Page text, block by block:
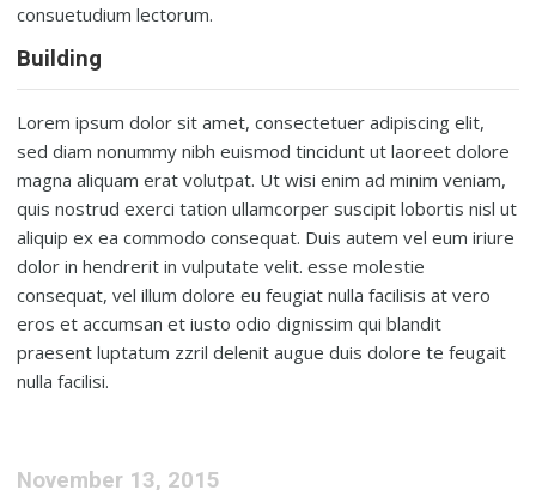
consuetudium lectorum.
Building
Lorem ipsum dolor sit amet, consectetuer adipiscing elit,
sed diam nonummy nibh euismod tincidunt ut laoreet dolore
magna aliquam erat volutpat. Ut wisi enim ad minim veniam,
quis nostrud exerci tation ullamcorper suscipit lobortis nisl ut
aliquip ex ea commodo consequat. Duis autem vel eum iriure
dolor in hendrerit in vulputate velit. esse molestie
consequat, vel illum dolore eu feugiat nulla facilisis at vero
eros et accumsan et iusto odio dignissim qui blandit
praesent luptatum zzril delenit augue duis dolore te feugait
nulla facilisi.
November 13, 2015